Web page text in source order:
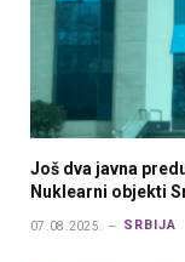
Još dva javna
Nuklearni objekti
07.08.2025. SRBIJA